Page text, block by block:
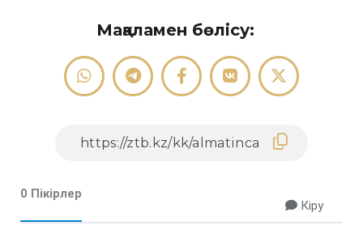
Мақаламен бөлісу:
0 Пікірлер
Кіру